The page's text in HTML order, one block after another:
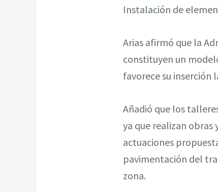
Instalación de
Arias afirmó que la
constituyen un
favorece su inserción
Añadió que los
ya que realizan obras
actuaciones
pavimentación del
zona.